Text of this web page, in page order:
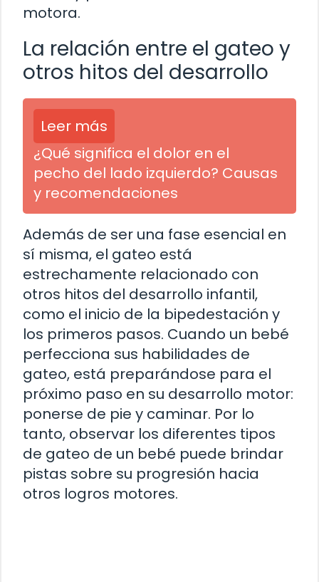
motora.
La relación entre el gateo y
otros hitos del desarrollo
Leer más
¿Qué significa el dolor en el
pecho del lado izquierdo? Causas
y recomendaciones
Además de ser una fase esencial en
sí misma, el gateo está
estrechamente relacionado con
otros hitos del desarrollo infantil,
como el inicio de la bipedestación y
los primeros pasos. Cuando un bebé
perfecciona sus habilidades de
gateo, está preparándose para el
próximo paso en su desarrollo motor:
ponerse de pie y caminar. Por lo
tanto, observar los diferentes tipos
de gateo de un bebé puede brindar
pistas sobre su progresión hacia
otros logros motores.